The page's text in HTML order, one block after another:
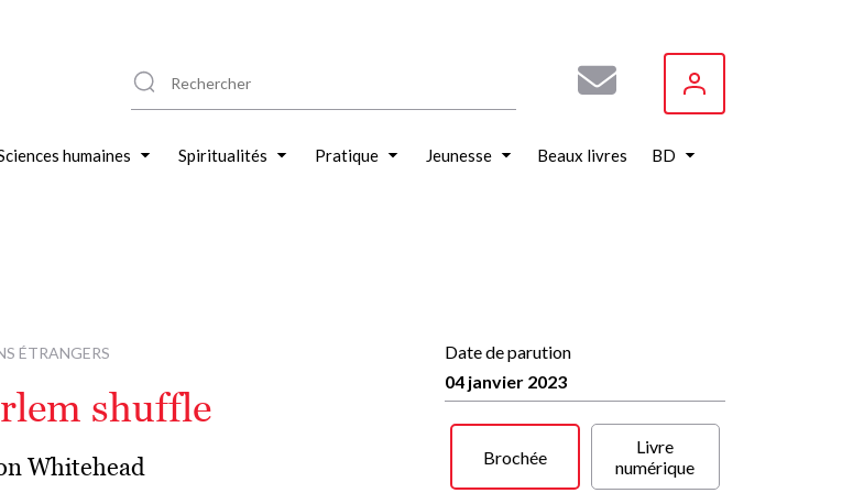
humaines Spiritualités Pratique Jeunesse Beaux livres BD
ÉTRANGERS
shuffle
Whitehead
Date de parution
04 janvier 2023
Brochée
Livre
numérique